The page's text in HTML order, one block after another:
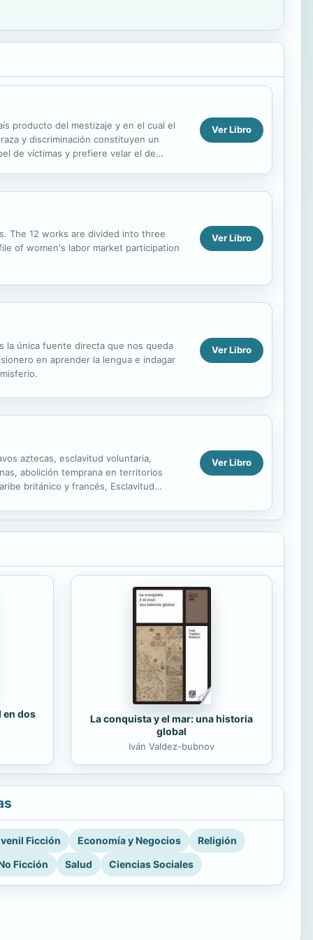
producto del mestizaje y en el cual el
y discriminación constituyen un
de víctimas y prefiere velar el de
Ver Libro
The 12 works are divided into three
of women's labor market participation
Ver Libro
la única fuente directa que nos queda
en aprender la lengua e indagar
Ver Libro
aztecas, esclavitud voluntaria,
abolición temprana en territorios
británico y francés, Esclavitud
Ver Libro
en dos
La conquista y el mar: una historia
global
Iván Valdez-bubnov
Ficción Economía y Negocios
Religión
Ficción
Salud Ciencias Sociales